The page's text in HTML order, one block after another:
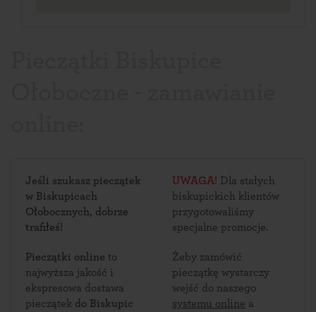
Jeśli szukasz pieczątek
w Biskupicach
Ołobocznych, dobrze
trafiłeś!
Pieczątki online to
najwyższa jakość i
ekspresowa dostawa
pieczątek do Biskupic
UWAGA! Dla stałych
biskupickich klientów
przygotowaliśmy
specjalne promocje.
Żeby zamówić
pieczątkę wystarczy
wejść do naszego
systemu online a